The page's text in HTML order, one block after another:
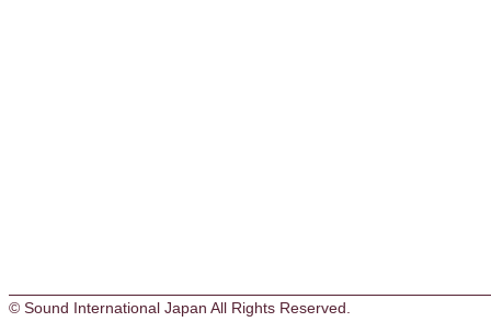
© Sound International Japan All Rights Reserved.